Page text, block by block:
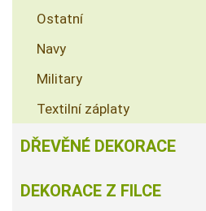
Ostatní
Navy
Military
Textilní záplaty
DŘEVĚNÉ DEKORACE
DEKORACE Z FILCE